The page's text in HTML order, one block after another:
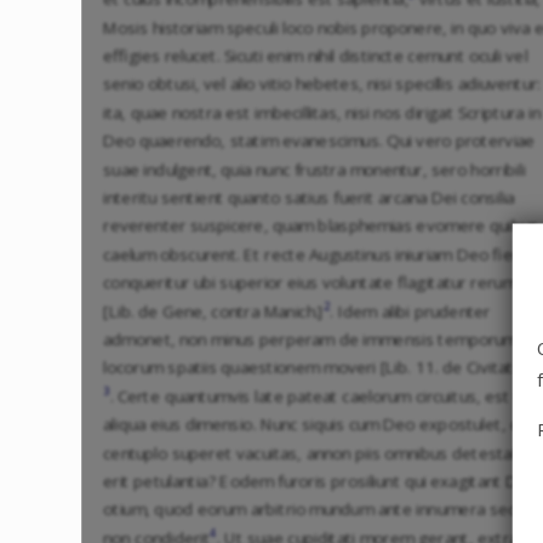
Mosis historiam speculi loco nobis proponere, in quo viva
effigies relucet. Sicuti enim nihil distincte cernunt oculi vel
senio obtusi, vel alio vitio hebetes, nisi specillis adiuventur:
ita, quae nostra est imbecillitas, nisi nos dirigat Scriptura in
Deo quaerendo, statim evanescimus. Qui vero proterviae
suae indulgent, quia nunc frustra monentur, sero horribili
interitu sentient quanto satius fuerit arcana Dei consilia
reverenter suspicere, quam blasphemias evomere quibus
caelum obscurent. Et recte Augustinus iniuriam Deo fieri
conqueritur ubi superior eius voluntate flagitatur rerum
[Lib. de Gene, contra Manich.]
. Idem alibi prudenter
admonet, non minus perperam de immensis temporum
locorum spatiis quaestionem moveri [Lib. 11. de Civitate
. Certe quantumvis late pateat caelorum circuitus, est
aliqua eius dimensio. Nunc siquis cum Deo expostulet,
centuplo superet vacuitas, annon piis omnibus detestabilis
erit petulantia? Eodem furoris prosiliunt qui exagitant Dei
otium, quod eorum arbitrio mundum ante innumera secula
non condiderit4
. Ut suae cupiditati morem gerant, extra